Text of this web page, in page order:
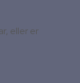
eller er